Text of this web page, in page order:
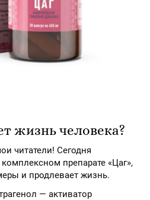
жизнь человека?
читатели! Сегодня
препарате «Цаг»,
и продлевает жизнь.
— активатор